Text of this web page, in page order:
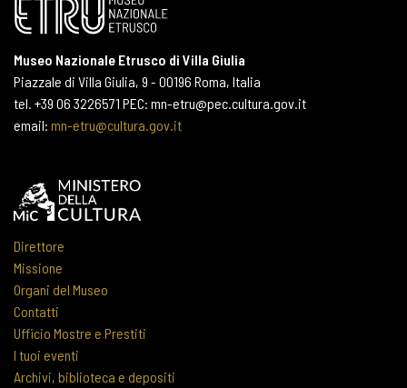
Museo Nazionale Etrusco di Villa Giulia
Piazzale di Villa Giulia, 9 - 00196 Roma, Italia
tel. +39 06 3226571 PEC: mn-etru@pec.cultura.gov.it
email: mn-etru@cultura.gov.it
Direttore
Missione
Organi del Museo
Contatti
Ufficio Mostre e Prestiti
I tuoi eventi
Archivi, biblioteca e depositi